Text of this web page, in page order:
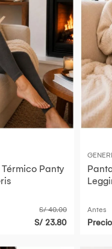
Panty
S/ 40.00
S/ 23.80
Antes
Precio